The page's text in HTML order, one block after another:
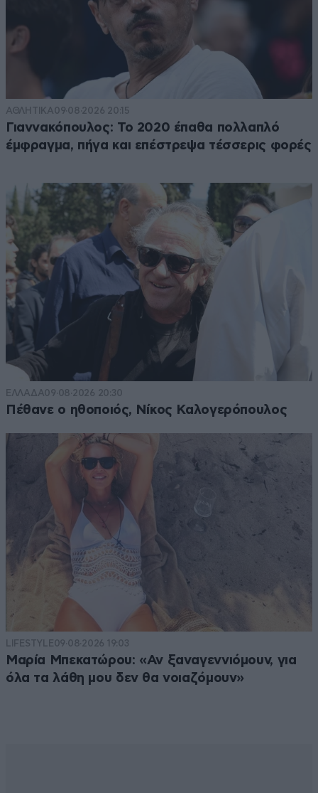
ΑΘΛΗΤΙΚΑ09·08·2026 20:15
Γιαννακόπουλος: Το 2020 έπαθα πολλαπλό
έμφραγμα, πήγα και επέστρεψα τέσσερις φορές
ΕΛΛΑΔΑ09·08·2026 20:30
Πέθανε ο ηθοποιός, Νίκος Καλογερόπουλος
LIFESTYLE09·08·2026 19:03
Μαρία Μπεκατώρου: «Αν ξαναγεννιόμουν, για
όλα τα λάθη μου δεν θα νοιαζόμουν»